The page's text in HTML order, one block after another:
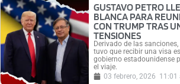
GUSTAVO PETRO
BLANCA PARA
CON TRUMP TRAS
TENSIONES
Derivado de las
tuvo que recibir una visa
gobierno estadounidense
el viaje.
03 febrero, 2026 11:01